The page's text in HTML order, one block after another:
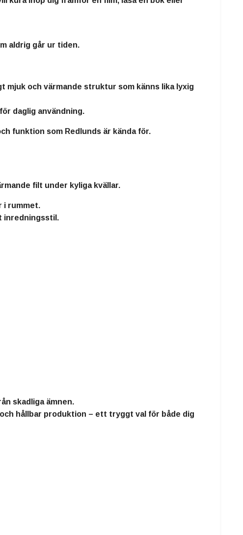
aldrig går ur tiden.
mjuk och värmande struktur som känns lika lyxig
daglig användning.
funktion som Redlunds är kända för.
filt under kyliga kvällar.
i rummet.
inredningsstil.
skadliga ämnen.
hållbar produktion – ett tryggt val för både dig